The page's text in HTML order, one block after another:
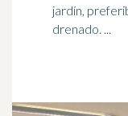
jardín,
drenado. ...